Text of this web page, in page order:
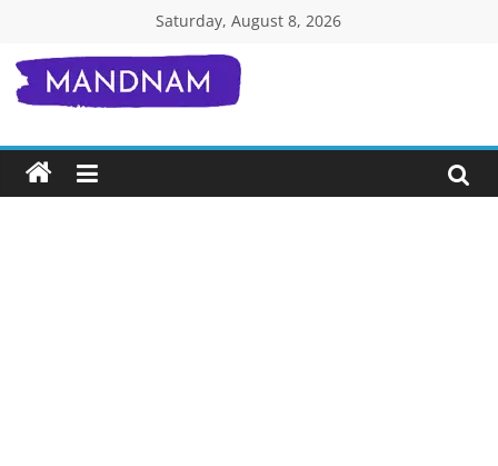
content
Saturday, August 8, 2026
Mandnam.com
जाने
एक-